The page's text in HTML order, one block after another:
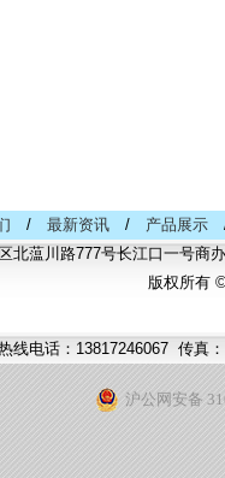
/ 最新资讯 / 产品展示
北蕰川路777号长江口一号
版权所有
线电话：13817246067 传
沪公网安备